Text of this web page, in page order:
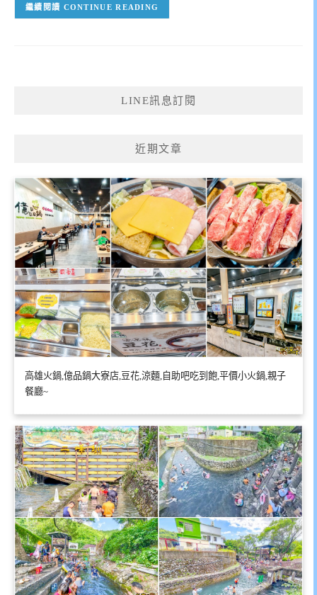
CONTINUE READING
LINE訊息訂閱
近期文章
高雄火鍋,億品鍋大寮店,豆花,涼麵,自助吧吃到飽,平價小火鍋,親子
餐廳~